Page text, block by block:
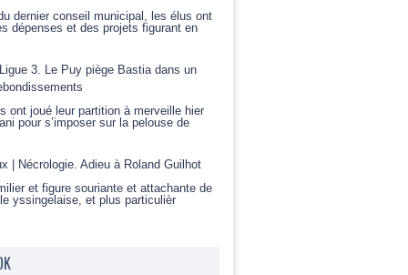
dernier conseil municipal, les élus ont
dépenses et des projets figurant en
3. Le Puy piège Bastia dans un
ont joué leur partition à merveille hier
pour s’imposer sur la pelouse de
| Nécrologie. Adieu à Roland Guilhot
et figure souriante et attachante de
yssingelaise, et plus particulièr